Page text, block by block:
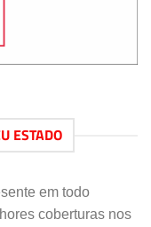
ESTADO
em todo
coberturas nos